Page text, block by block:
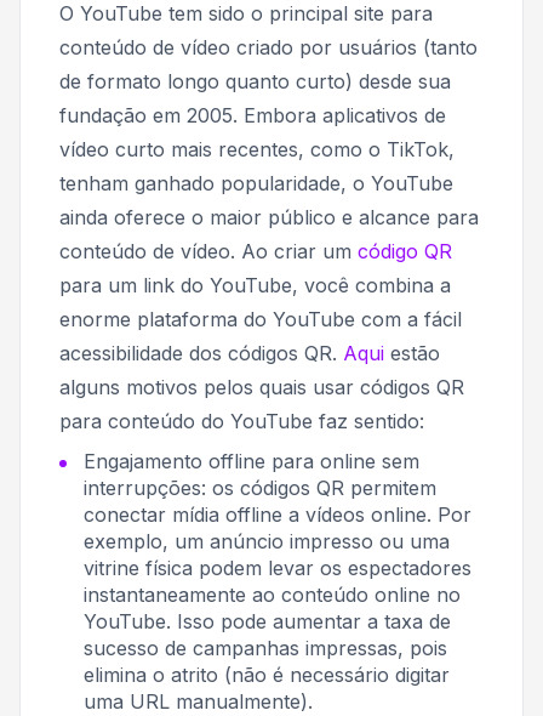
O YouTube tem sido o principal site para
conteúdo de vídeo criado por usuários (tanto
de formato longo quanto curto) desde sua
fundação em 2005. Embora aplicativos de
vídeo curto mais recentes, como o TikTok,
tenham ganhado popularidade, o YouTube
ainda oferece o maior público e alcance para
conteúdo de vídeo. Ao criar um código QR
para um link do YouTube, você combina a
enorme plataforma do YouTube com a fácil
acessibilidade dos códigos QR. Aqui estão
alguns motivos pelos quais usar códigos QR
para conteúdo do YouTube faz sentido:
Engajamento offline para online sem
interrupções: os códigos QR permitem
conectar mídia offline a vídeos online. Por
exemplo, um anúncio impresso ou uma
vitrine física podem levar os espectadores
instantaneamente ao conteúdo online no
YouTube. Isso pode aumentar a taxa de
sucesso de campanhas impressas, pois
elimina o atrito (não é necessário digitar
uma URL manualmente).